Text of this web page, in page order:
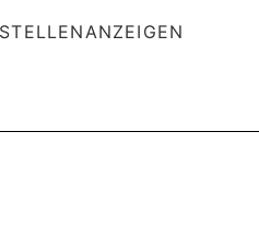
STELLENANZEIGEN